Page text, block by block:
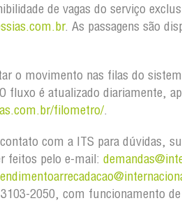
de vagas do serviço
. As passagens são
o movimento nas filas do
fluxo é atualizado diariamente,
filometro/.
com a ITS para dúvidas,
feitos pelo e-mail:
2050, com funcionamento